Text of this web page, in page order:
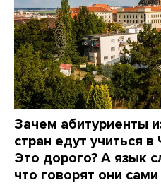
Зачем абитуриенты
стран едут учиться
Это дорого? А язык
что говорят они сами